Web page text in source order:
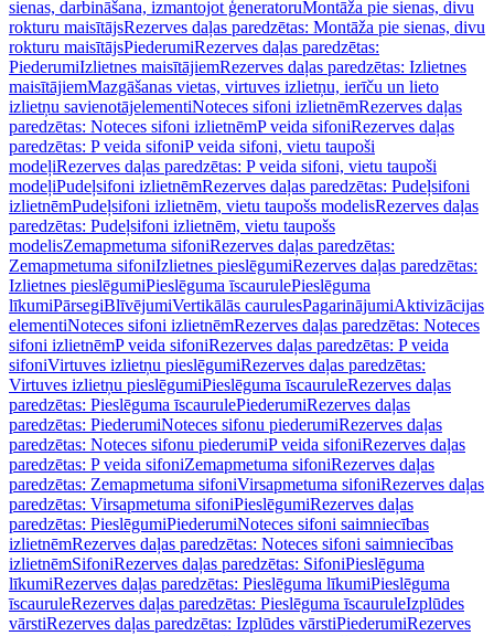
sienas, darbināšana, izmantojot ģeneratoruMontāža pie sienas, divu
rokturu maisītājsRezerves daļas paredzētas: Montāža pie sienas, divu
rokturu maisītājsPiederumiRezerves daļas paredzētas:
PiederumiIzlietnes maisītājiemRezerves daļas paredzētas: Izlietnes
maisītājiemMazgāšanas vietas, virtuves izlietņu, ierīču un lieto
izlietņu savienotājelementiNoteces sifoni izlietnēmRezerves daļas
paredzētas: Noteces sifoni izlietnēmP veida sifoniRezerves daļas
paredzētas: P veida sifoniP veida sifoni, vietu taupoši
modeļiRezerves daļas paredzētas: P veida sifoni, vietu taupoši
modeļiPudeļsifoni izlietnēmRezerves daļas paredzētas: Pudeļsifoni
izlietnēmPudeļsifoni izlietnēm, vietu taupošs modelisRezerves daļas
paredzētas: Pudeļsifoni izlietnēm, vietu taupošs
modelisZemapmetuma sifoniRezerves daļas paredzētas:
Zemapmetuma sifoniIzlietnes pieslēgumiRezerves daļas paredzētas:
Izlietnes pieslēgumiPieslēguma īscaurulePieslēguma
līkumiPārsegiBlīvējumiVertikālās caurulesPagarinājumiAktivizācijas
elementiNoteces sifoni izlietnēmRezerves daļas paredzētas: Noteces
sifoni izlietnēmP veida sifoniRezerves daļas paredzētas: P veida
sifoniVirtuves izlietņu pieslēgumiRezerves daļas paredzētas:
Virtuves izlietņu pieslēgumiPieslēguma īscauruleRezerves daļas
paredzētas: Pieslēguma īscaurulePiederumiRezerves daļas
paredzētas: PiederumiNoteces sifonu piederumiRezerves daļas
paredzētas: Noteces sifonu piederumiP veida sifoniRezerves daļas
paredzētas: P veida sifoniZemapmetuma sifoniRezerves daļas
paredzētas: Zemapmetuma sifoniVirsapmetuma sifoniRezerves daļas
paredzētas: Virsapmetuma sifoniPieslēgumiRezerves daļas
paredzētas: PieslēgumiPiederumiNoteces sifoni saimniecības
izlietnēmRezerves daļas paredzētas: Noteces sifoni saimniecības
izlietnēmSifoniRezerves daļas paredzētas: SifoniPieslēguma
līkumiRezerves daļas paredzētas: Pieslēguma līkumiPieslēguma
īscauruleRezerves daļas paredzētas: Pieslēguma īscauruleIzplūdes
vārstiRezerves daļas paredzētas: Izplūdes vārstiPiederumiRezerves